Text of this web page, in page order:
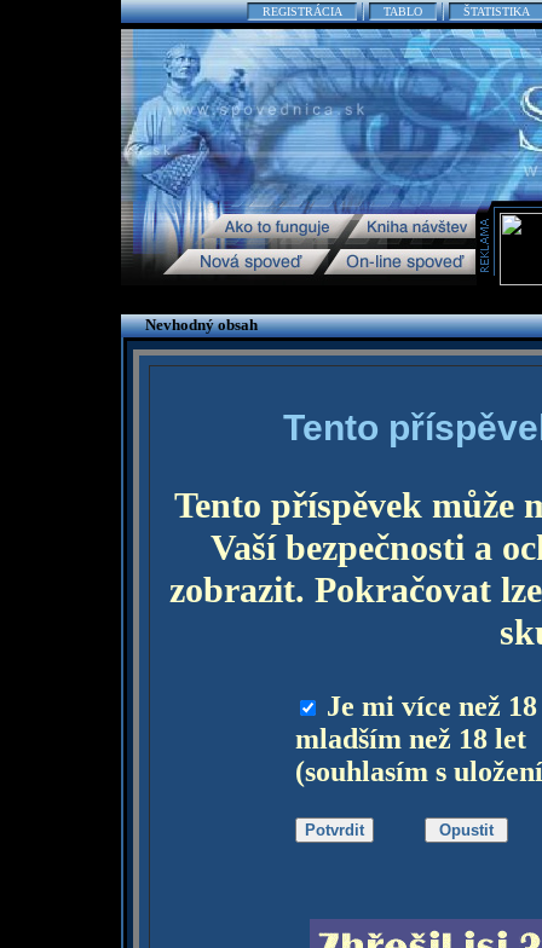
REGISTRÁCIA TABLO ŠTATISTIKA
Nevhodný obsah
Tento
Tento příspěvek může
Vaší bezpečnosti a
zobrazit. Pokračovat
Je mi více než
mladším než 18 let
(souhlasím s